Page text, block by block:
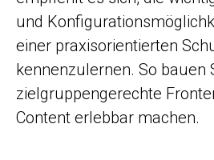
und
einer praxisorientierten
kennenzulernen. So bauen
zielgruppengerechte
Content erlebbar machen.